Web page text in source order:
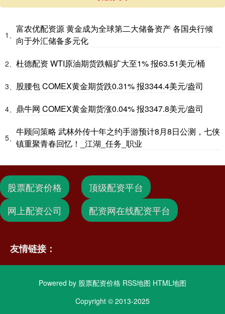
1、
富农优配资源 黄金成为全球第二大储备资产 各国央行倾
向于外汇储备多元化
2、 杜德配资 WTI原油期货跌幅扩大至1% 报63.51美元/桶
3、 股腰包 COMEX黄金期货跌0.31% 报3344.4美元/盎司
4、 鼎牛网 COMEX黄金期货涨0.04% 报3347.8美元/盎司
5、
牛顾问策略 武林外传十年之约手游预计8月8日公测，七侠
镇重聚青春回忆！_江湖_任务_职业
股票配资价格
顶级配资平台
网上配资公司
配资网在线配资平台
友情链接：
Powered by 股票配资价格 RSS地图 HTML地图
Copyright © 2013-2025